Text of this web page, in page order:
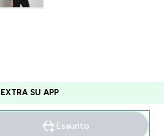
SU APP
price
Esaurito